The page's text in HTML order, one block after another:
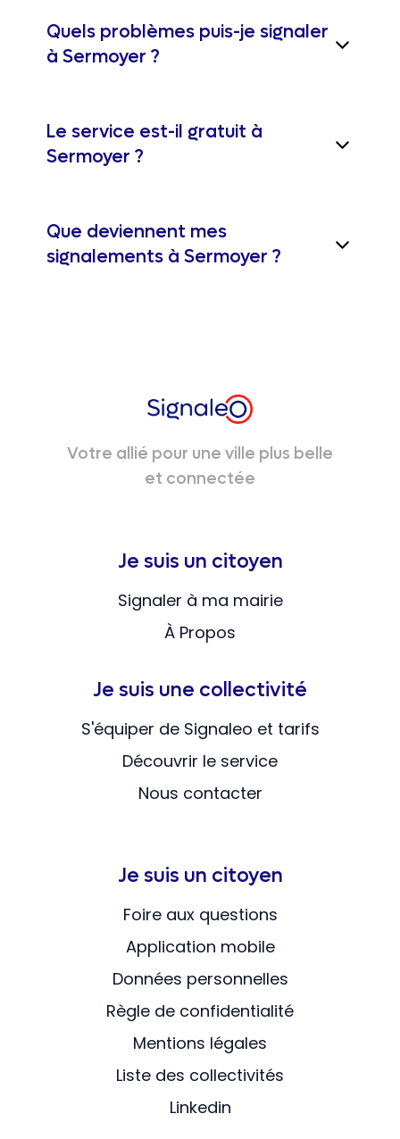
Quels problèmes puis-je signaler
à Sermoyer ?
Le service est-il gratuit à
Sermoyer ?
Que deviennent mes
signalements à Sermoyer ?
Votre allié pour une ville plus belle
et connectée
Je suis un citoyen
Signaler à ma mairie
À Propos
Je suis une collectivité
S'équiper de Signaleo et tarifs
Découvrir le service
Nous contacter
Je suis un citoyen
Foire aux questions
Application mobile
Données personnelles
Règle de confidentialité
Mentions légales
Liste des collectivités
Linkedin